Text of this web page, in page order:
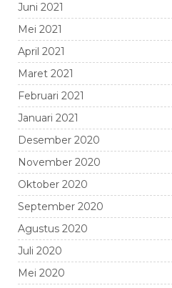
Juni 2021
Mei 2021
April 2021
Maret 2021
Februari 2021
Januari 2021
Desember 2020
November 2020
Oktober 2020
September 2020
Agustus 2020
Juli 2020
Mei 2020